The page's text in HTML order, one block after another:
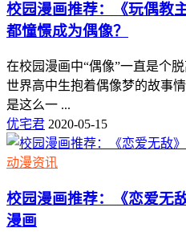
校园漫画推荐：《玩偶教
都憧憬成为偶像？
在校园漫画中“偶像”一直是个
世界高中生抱着偶像梦的故事
是这么一 ...
优宅君 2020-05-15
动漫资讯
校园漫画推荐：《恋爱无
漫画